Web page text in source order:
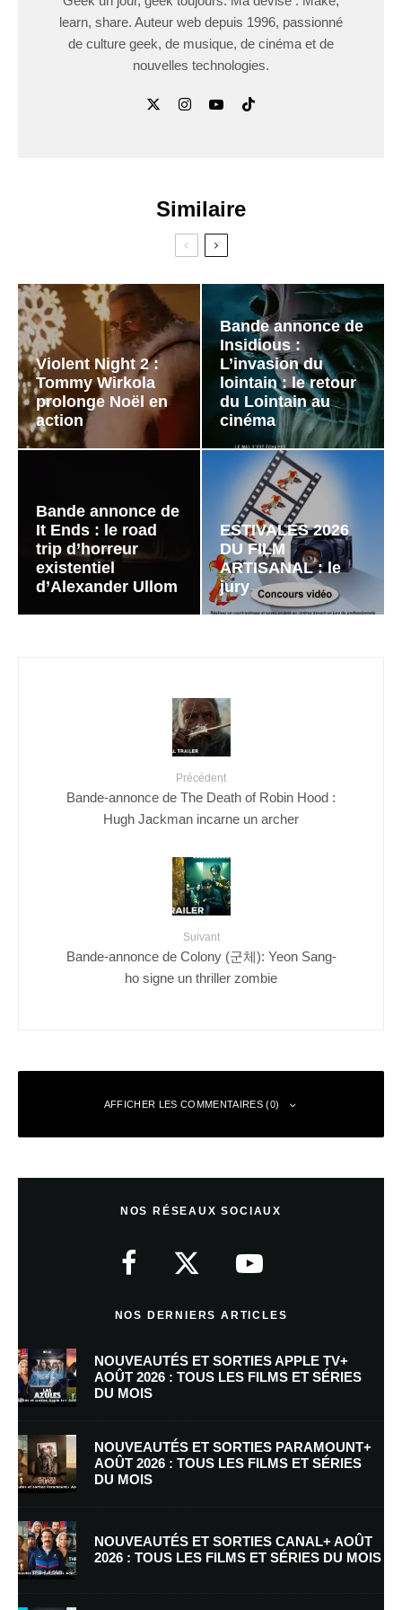
learn, share. Auteur web depuis 1996, passionné
de culture geek, de musique, de cinéma et de
nouvelles technologies.
Similaire
Violent Night 2 :
Tommy Wirkola
prolonge Noël en
action
Bande annonce de
Insidious :
L’invasion du
lointain : le retour
du Lointain au
cinéma
Bande annonce de
It Ends : le road
trip d’horreur
existentiel
d’Alexander Ullom
ESTIVALES 2026
DU FILM
ARTISANAL : le
jury
Précédent
Bande-annonce de The Death of Robin Hood :
Hugh Jackman incarne un archer
Suivant
Bande-annonce de Colony (군체): Yeon Sang-
ho signe un thriller zombie
AFFICHER LES COMMENTAIRES (0)
E-mail*
NOS RÉSEAUX SOCIAUX
NOS DERNIERS ARTICLES
NOUVEAUTÉS ET SORTIES APPLE TV+
AOÛT 2026 : TOUS LES FILMS ET SÉRIES
DU MOIS
NOUVEAUTÉS ET SORTIES PARAMOUNT+
AOÛT 2026 : TOUS LES FILMS ET SÉRIES
DU MOIS
NOUVEAUTÉS ET SORTIES CANAL+ AOÛT
2026 : TOUS LES FILMS ET SÉRIES DU MOIS